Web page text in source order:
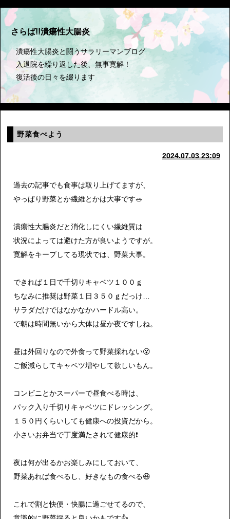
さらば!!潰瘍性大腸炎
潰瘍性大腸炎と闘うサラリーマンブログ
入退院を繰り返した後、無事寛解！
復活後の日々を綴ります
野菜食べよう
2024.07.03 23:09
過去の記事でも食事は取り上げてますが、
やっぱり野菜とか繊維とかは大事です🥗
潰瘍性大腸炎だと消化しにくい繊維質は
状況によっては避けた方が良いようですが。
寛解をキープしてる現状では、野菜大事。
できれば１日で千切りキャベツ１００ｇ
ちなみに推奨は野菜１日３５０ｇだっけ…
サラダだけではなかなかハードル高い。
で朝は時間無いから大体は昼か夜ですしね。
昼は外回りなので外食って野菜採れない😵
ご飯減らしてキャベツ増やして欲しいもん。
コンビニとかスーパーで昼食べる時は、
パック入り千切りキャベツにドレッシング。
１５０円くらいしても健康への投資だから。
小さいお弁当で丁度満たされて健康的❗️
夜は何が出るかお楽しみにしておいて、
野菜あれば食べるし、好きなもの食べる😆
これで割と快便・快腸に過ごせてるので、